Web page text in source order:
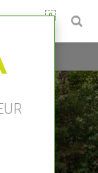
0
VL